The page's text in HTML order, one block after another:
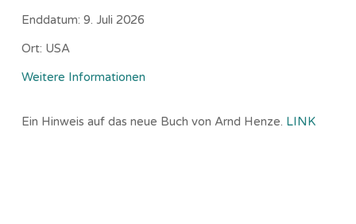
Enddatum: 9. Juli 2026
Ort: USA
Weitere Informationen
Ein Hinweis auf das neue Buch von Arnd Henze. LINK